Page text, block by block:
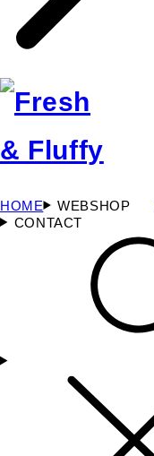
HOME WEBSHOP
CONTACT